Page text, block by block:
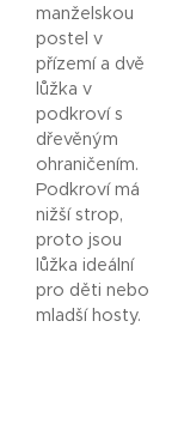
manželskou
postel v
přízemí a dvě
lůžka v
podkroví s
dřevěným
ohraničením.
Podkroví má
nižší strop,
proto jsou
lůžka ideální
pro děti nebo
mladší hosty.